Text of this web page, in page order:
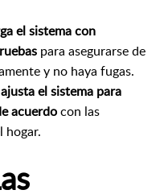
el sistema con
para asegurarse de
y no haya fugas.
el sistema para
acuerdocon las
hogar.